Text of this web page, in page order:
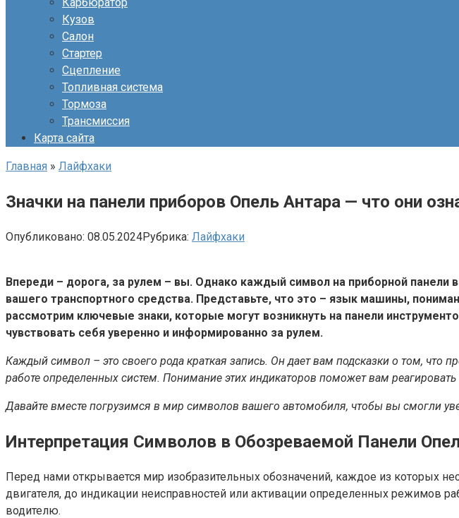
Кузов
Салон
Стартер
Сцепление
Топливная система
Тормоза
Трансмиссия
Карта сайта
Главная » Лайфхаки
Значки на панели приборов Опель Антара — что они
Опубликовано: 08.05.2024Рубрика: Лайфхаки
Впереди – дорога, за рулем – вы. Однако каждый символ на приборной
вашего транспортного средства. Представьте, что это – язык машины,
рассмотрим ключевые знаки, которые могут возникнуть на панели
чувствовать себя уверенно и информированно за рулем.
Каждый символ – это своего рода краткая запись. Он дает вам подсказки о том,
работе определенных систем. Понимание этих индикаторов поможет вам
Давайте вместе погрузимся в мир символов вашего автомобиля, чтобы вы смогли
Интерпретация Символов в Обозреваемой Панели
Перед нами открывается мир изобразительных обозначений, каждое из которых
двигателя, до индикации неисправностей или активации определенных режимов
водителю.